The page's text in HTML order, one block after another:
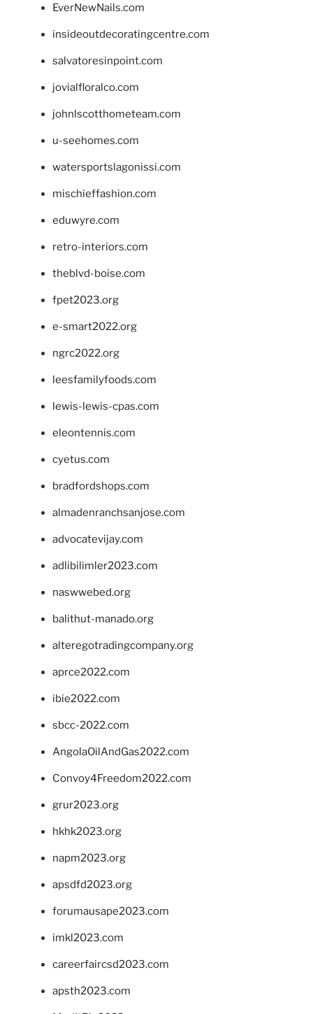
EverNewNails.com
insideoutdecoratingcentre.com
salvatoresinpoint.com
jovialfloralco.com
johnlscotthometeam.com
u-seehomes.com
watersportslagonissi.com
mischieffashion.com
eduwyre.com
retro-interiors.com
theblvd-boise.com
fpet2023.org
e-smart2022.org
ngrc2022.org
leesfamilyfoods.com
lewis-lewis-cpas.com
eleontennis.com
cyetus.com
bradfordshops.com
almadenranchsanjose.com
advocatevijay.com
adlibilimler2023.com
naswwebed.org
balithut-manado.org
alteregotradingcompany.org
aprce2022.com
ibie2022.com
sbcc-2022.com
AngolaOilAndGas2022.com
Convoy4Freedom2022.com
grur2023.org
hkhk2023.org
napm2023.org
apsdfd2023.org
forumausape2023.com
imkl2023.com
careerfaircsd2023.com
apsth2023.com